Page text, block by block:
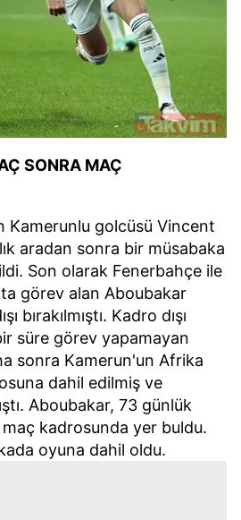
SONRA MAÇ
Kamerunlu golcüsü Vincent
aradan sonra bir müsabaka
Son olarak Fenerbahçe ile
görev alan Aboubakar
bırakılmıştı. Kadro dışı
süre görev yapamayan
sonra Kamerun'un Afrika
dahil edilmiş ve
Aboubakar, 73 günlük
maç kadrosunda yer buldu.
oyuna dahil oldu.